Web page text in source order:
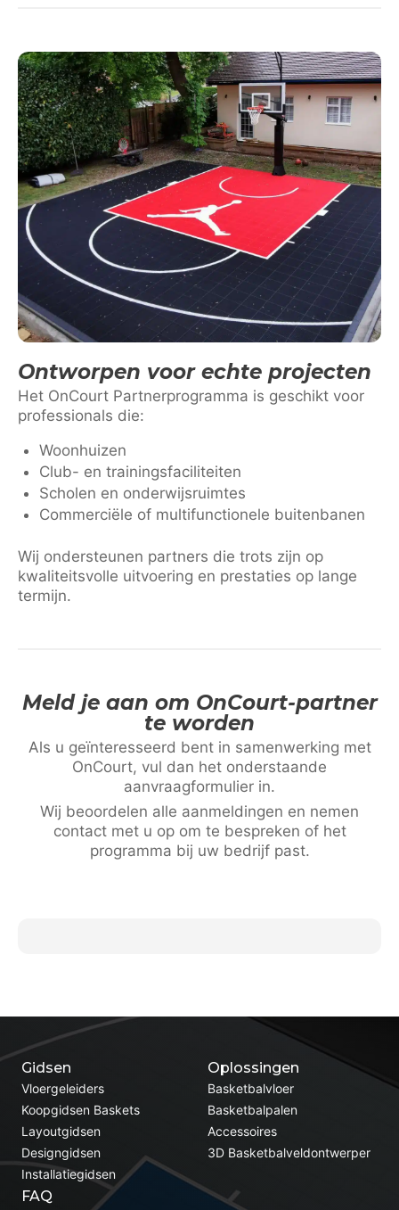
Ontworpen voor echte projecten
Het OnCourt Partnerprogramma is geschikt voor
professionals die:
Woonhuizen
Club- en trainingsfaciliteiten
Scholen en onderwijsruimtes
Commerciële of multifunctionele buitenbanen
Wij ondersteunen partners die trots zijn op
kwaliteitsvolle uitvoering en prestaties op lange
termijn.
Meld je aan om OnCourt-partner
te worden
Als u geïnteresseerd bent in samenwerking met
OnCourt, vul dan het onderstaande
aanvraagformulier in.
Wij beoordelen alle aanmeldingen en nemen
contact met u op om te bespreken of het
programma bij uw bedrijf past.
Oplossingen
Basketbalvloer
Basketbalpalen
Accessoires
3D Basketbalveldontwerper
Gidsen
Vloergeleiders
Koopgidsen Baskets
Layoutgidsen
Designgidsen
Installatiegidsen
FAQ